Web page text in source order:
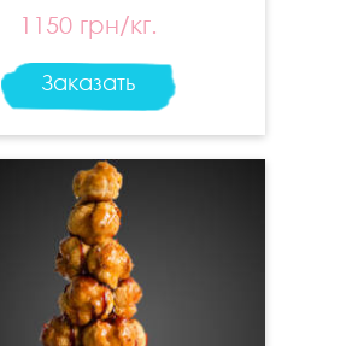
1150 грн/кг.
Заказать